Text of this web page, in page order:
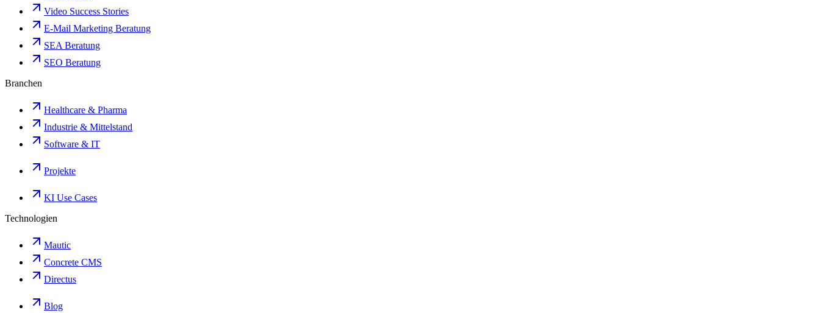
Video Success Stories
E-Mail Marketing Beratung
SEA Beratung
SEO Beratung
Branchen
Healthcare & Pharma
Industrie & Mittelstand
Software & IT
Projekte
KI Use Cases
Technologien
Mautic
Concrete CMS
Directus
Blog